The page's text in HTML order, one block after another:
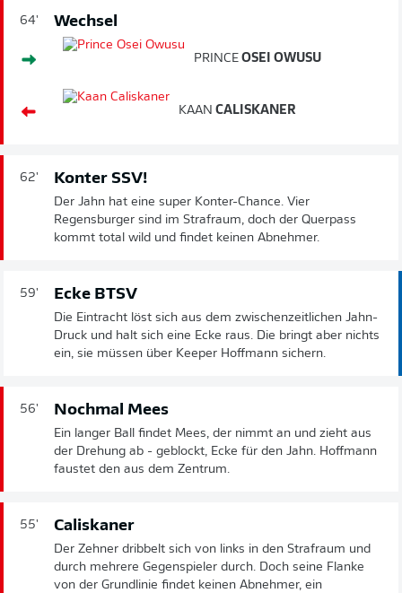
64' Wechsel
PRINCE OSEI OWUSU
KAAN CALISKANER
62' Konter SSV!
Der Jahn hat eine super Konter-Chance. Vier
Regensburger sind im Strafraum, doch der Querpass
kommt total wild und findet keinen Abnehmer.
59' Ecke BTSV
Die Eintracht löst sich aus dem zwischenzeitlichen Jahn-
Druck und halt sich eine Ecke raus. Die bringt aber nichts
ein, sie müssen über Keeper Hoffmann sichern.
56' Nochmal Mees
Ein langer Ball findet Mees, der nimmt an und zieht aus
der Drehung ab - geblockt, Ecke für den Jahn. Hoffmann
faustet den aus dem Zentrum.
55' Caliskaner
Der Zehner dribbelt sich von links in den Strafraum und
durch mehrere Gegenspieler durch. Doch seine Flanke
von der Grundlinie findet keinen Abnehmer, ein